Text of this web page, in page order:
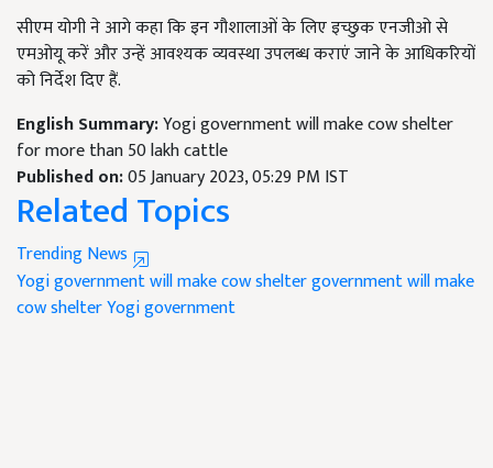
सीएम योगी ने आगे कहा कि इन गौशालाओं के लिए इच्छुक एनजीओ से
एमओयू करें और उन्हें आवश्यक व्यवस्था उपलब्ध कराएं जाने के आधिकरियों
को निर्देश दिए हैं.
English Summary:Yogi government will make cow shelter
for more than 50 lakh cattle
Published on:05 January 2023, 05:29 PM IST
Related Topics
Trending News
Yogi government will make cow sheltergovernment will make
cow shelterYogi government